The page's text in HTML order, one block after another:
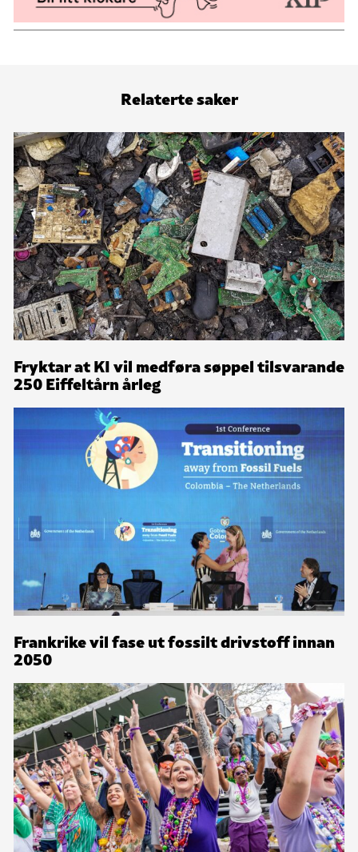
Relaterte saker
Fryktar at KI vil medføra søppel tilsvarande
250 Eiffeltårn årleg
Frankrike vil fase ut fossilt drivstoff innan
2050